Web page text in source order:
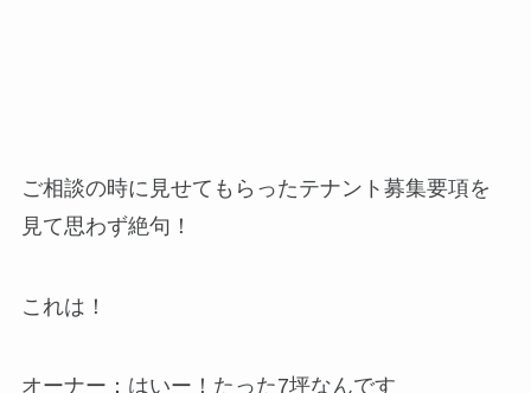
ご相談の時に見せてもらったテナント募集要項を
見て思わず絶句！
これは！
オーナー：はいー！たった7坪なんです